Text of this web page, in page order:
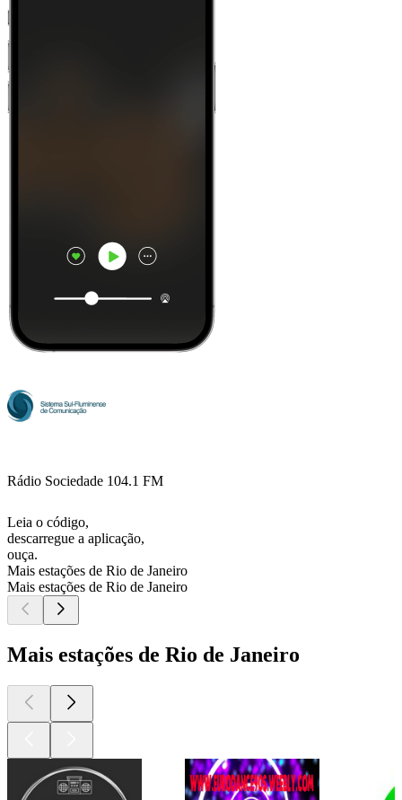
Rádio Sociedade 104.1 FM
Leia o código,
descarregue a aplicação,
ouça.
Mais estações de Rio de Janeiro
Mais estações de Rio de Janeiro
Mais estações de Rio de Janeiro